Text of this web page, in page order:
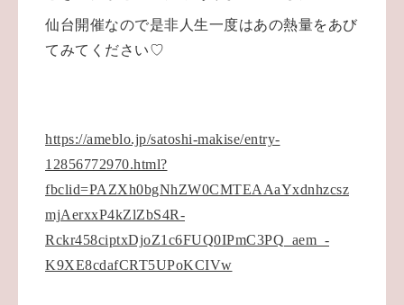
仙台開催なので是非人生一度はあの熱量をあび
てみてください♡
https://ameblo.jp/satoshi-makise/entry-
12856772970.html?
fbclid=PAZXh0bgNhZW0CMTEAAaYxdnhzcsz
mjAerxxP4kZlZbS4R-
Rckr458ciptxDjoZ1c6FUQ0IPmC3PQ_aem_-
K9XE8cdafCRT5UPoKCIVw